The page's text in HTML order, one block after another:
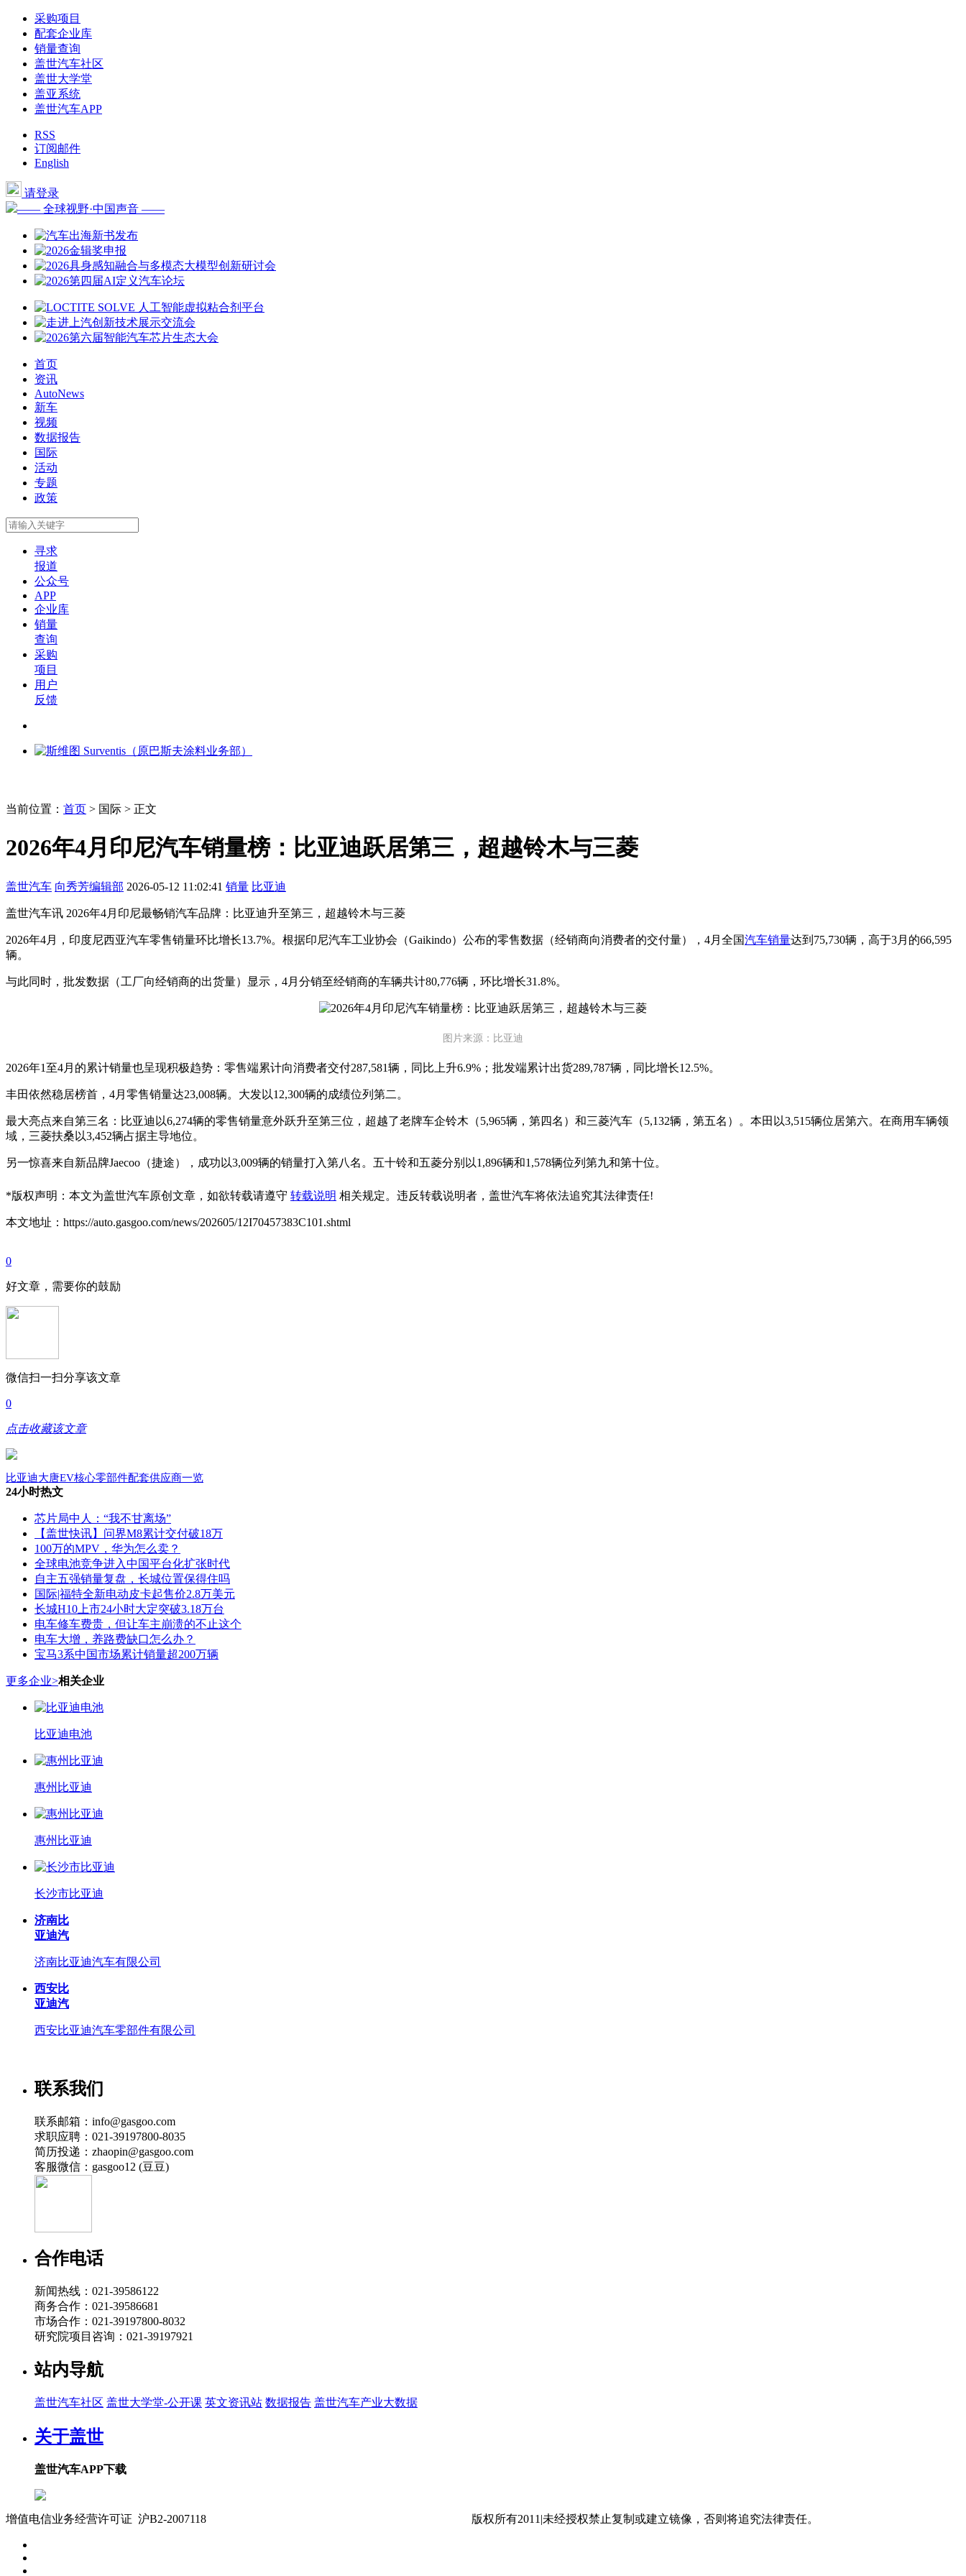
采购项目
配套企业库
销量查询
盖世汽车社区
盖世大学堂
盖亚系统
盖世汽车APP
RSS
订阅邮件
English
请登录
—— 全球视野·中国声音 ——
首页
资讯
AutoNews
新车
视频
数据报告
国际
活动
专题
政策
寻求
报道
公众号
APP
企业库
销量
查询
采购
项目
用户
反馈
当前位置： 首页 > 国际 > 正文
2026年4月印尼汽车销量榜：比亚迪跃居第三，超越铃木与三菱
盖世汽车 向秀芳编辑部 2026-05-12 11:02:41 销量 比亚迪
盖世汽车讯 2026年4月印尼最畅销汽车品牌：比亚迪升至第三，超越铃木与三菱
2026年4月，印度尼西亚汽车零售销量环比增长13.7%。根据印尼汽车工业协会（Gaikindo）公布的零售数据（经销商向消费者的交付量），4月全国汽车销量达到75,730辆，高于3月的66,595
辆。
与此同时，批发数据（工厂向经销商的出货量）显示，4月分销至经销商的车辆共计80,776辆，环比增长31.8%。
图片来源：比亚迪
2026年1至4月的累计销量也呈现积极趋势：零售端累计向消费者交付287,581辆，同比上升6.9%；批发端累计出货289,787辆，同比增长12.5%。
丰田依然稳居榜首，4月零售销量达23,008辆。大发以12,300辆的成绩位列第二。
最大亮点来自第三名：比亚迪以6,274辆的零售销量意外跃升至第三位，超越了老牌车企铃木（5,965辆，第四名）和三菱汽车（5,132辆，第五名）。本田以3,515辆位居第六。在商用车辆领
域，三菱扶桑以3,452辆占据主导地位。
另一惊喜来自新品牌Jaecoo（捷途），成功以3,009辆的销量打入第八名。五十铃和五菱分别以1,896辆和1,578辆位列第九和第十位。
*版权声明：本文为盖世汽车原创文章，如欲转载请遵守 转载说明 相关规定。违反转载说明者，盖世汽车将依法追究其法律责任!
本文地址：https://auto.gasgoo.com/news/202605/12I70457383C101.shtml
0
好文章，需要你的鼓励
微信扫一扫分享该文章
0
点击收藏该文章
比亚迪大唐EV核心零部件配套供应商一览
24小时热文
芯片局中人：“我不甘离场”
【盖世快讯】问界M8累计交付破18万
100万的MPV，华为怎么卖？
全球电池竞争进入中国平台化扩张时代
自主五强销量复盘，长城位置保得住吗
国际|福特全新电动皮卡起售价2.8万美元
长城H10上市24小时大定突破3.18万台
电车修车费贵，但让车主崩溃的不止这个
电车大增，养路费缺口怎么办？
宝马3系中国市场累计销量超200万辆
更多企业>相关企业
比亚迪电池
惠州比亚迪
惠州比亚迪
长沙市比亚迪
济南比
亚迪汽
济南比亚迪汽车有限公司
西安比
亚迪汽
西安比亚迪汽车零部件有限公司
联系我们
联系邮箱：info@gasgoo.com
求职应聘：021-39197800-8035
简历投递：zhaopin@gasgoo.com
客服微信：gasgoo12 (豆豆)
合作电话
新闻热线：021-39586122
商务合作：021-39586681
市场合作：021-39197800-8032
研究院项目咨询：021-39197921
站内导航
盖世汽车社区 盖世大学堂-公开课 英文资讯站 数据报告 盖世汽车产业大数据
关于盖世
盖世汽车APP下载
增值电信业务经营许可证 沪B2-2007118 版权所有2011|未经授权禁止复制或建立镜像，否则将追究法律责任。